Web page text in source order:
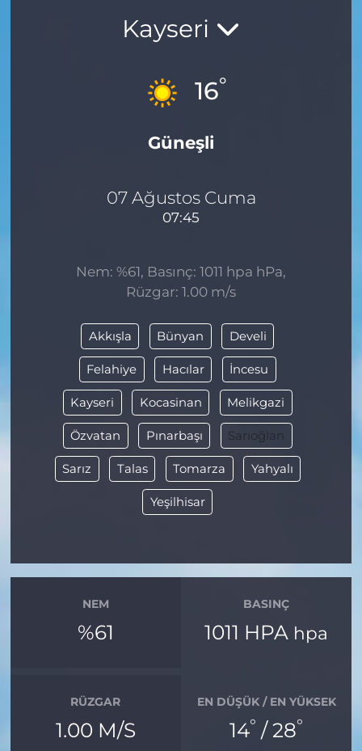
Kayseri
16°
Güneşli
07 Ağustos Cuma
07:45
Nem: %61, Basınç: 1011 hpa hPa,
Rüzgar: 1.00 m/s
Akkışla Bünyan Develi
Felahiye Hacılar İncesu
Kayseri Kocasinan Melikgazi
Özvatan Pınarbaşı Sarıoğlan
Sarız Talas Tomarza Yahyalı
Yeşilhisar
NEM
%61
BASINÇ
1011 HPA hpa
RÜZGAR
1.00 M/S
EN DÜŞÜK / EN YÜKSEK
14° / 28°